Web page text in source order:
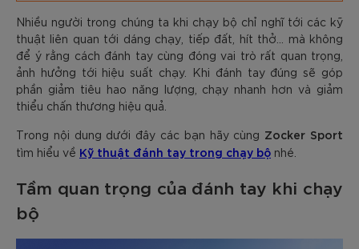
Nhiều người trong chúng ta khi chạy bộ chỉ nghĩ tới các kỹ
thuật liên quan tới dáng chạy, tiếp đất, hít thở… mà không
để ý rằng cách đánh tay cùng đóng vai trò rất quan trọng,
ảnh hưởng tới hiệu suất chạy. Khi đánh tay đúng sẽ góp
phần giảm tiêu hao năng lượng, chạy nhanh hơn và giảm
thiểu chấn thương hiệu quả.
Trong nội dung dưới đây các bạn hãy cùng Zocker Sport
tìm hiểu về Kỹ thuật đánh tay trong chạy bộ nhé.
Tầm quan trọng của đánh tay khi chạy
bộ